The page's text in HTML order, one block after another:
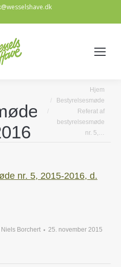
You are here:Hjem
Bestyrelsesmøde
Referat af
bestyrelsesmøde
nr. 5,…
nr. 5, 2015-2016, d.
Niels Borchert 25. november 2015